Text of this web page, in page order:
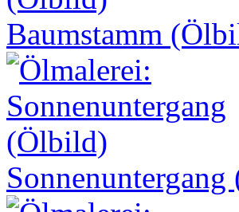
Baumstamm